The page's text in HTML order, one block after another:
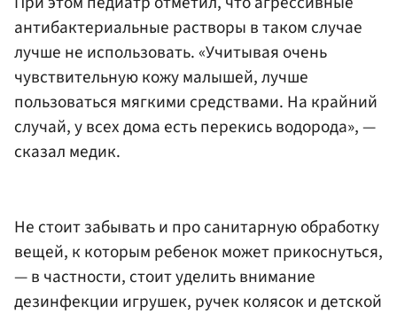
антибактериальные растворы в таком случае
лучше не использовать. «Учитывая очень
чувствительную кожу малышей, лучше
пользоваться мягкими средствами. На крайний
случай, у всех дома есть перекись водорода», —
сказал медик.
Не стоит забывать и про санитарную обработку
вещей, к которым ребенок может прикоснуться,
— в частности, стоит уделить внимание
дезинфекции игрушек, ручек колясок и детской